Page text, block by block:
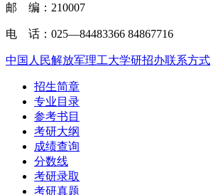
邮 编：210007
电 话：025—84483366 84867716
中国人民解放军理工大学研招办联系方式
招生简章
专业目录
参考书目
考研大纲
成绩查询
分数线
考研录取
考研真题